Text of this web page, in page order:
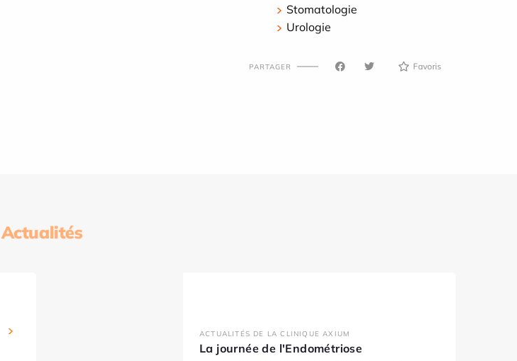
Stomatologie
Urologie
PARTAGER Favoris
Actualités
ACTUALITÉS DE LA CLINIQUE AXIUM
La journée de l'Endométriose